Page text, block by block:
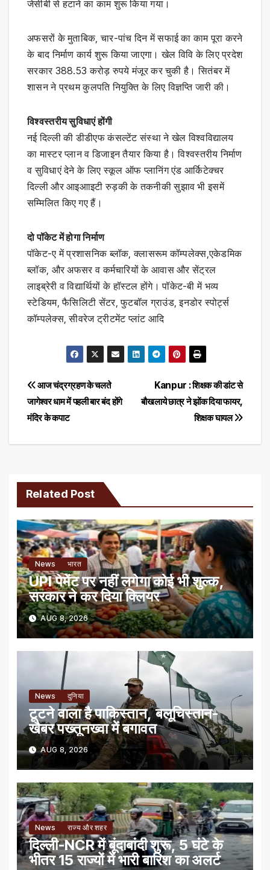
जेसीबी से हटाने का काम शुरू किया गया।
अफसरों के मुताबिक, चार-पांच दिन में सफाई का काम पूरा करने
के बाद निर्माण कार्य शुरू किया जाएगा। खेल विवि के लिए प्रदेश
सरकार 388.53 करोड़ रुपये मंजूर कर चुकी है। सितंबर में
शासन ने प्रथम कुलपति नियुक्ति के लिए विज्ञप्ति जारी की।
विश्वस्तरीय सुविधाएं होंगी
नई दिल्ली की डीडीएफ कंसल्टेंट संस्था ने खेल विश्वविद्यालय
का मास्टर प्लान व डिजाइन तैयार किया है। विश्वस्तरीय निर्माण
व सुविधाएं देने के लिए स्कूल ऑफ प्लानिंग एंड आर्किटेक्चर
दिल्ली और आइआाइटी रुड़की के तकनीकी सुझाव भी इसमें
सम्मिलित किए गए हैं।
दो पॉकेट में होगा निर्माण
पॉकेट-ए में प्रशासनिक ब्लॉक, क्लासरूम कॉम्पलेक्स,एकेडमिक
ब्लॉक, और अफसर व कर्मचारियों के आवास और सेंट्रल
लाइब्रेरी व विद्यार्थियों के हॉस्टल होंगे। पॉकेट-बी में भव्य
स्टेडियम, फैसिलिटी सेंटर, फुटबॉल ग्राउंड, इनडोर स्पोर्ट्स
कॉम्पलेक्स, सीवरेज ट्रीटमेंट प्लांट आदि
Post
navigation
Kanpur : शिक्षक की डांट से
बौखलाये छात्र ने झोंक दिया फायर,
शिक्षक घायल
आज चंद्रग्रहण के चलते
जागेश्वर धाम में पहली बार बंद होंगे
मंदिर के कपाट
Related Post
News भारत
UPI पेमेंट पर नहीं लगेगा कोई भी शुल्क,
सरकार ने कर दिया क्लियर
AUG 8, 2026
News दुनिया
टूटने वाला है पाकिस्तान, बलूचिस्तान-
खैबर पख्तूनख्वा में बगावत
AUG 8, 2026
News राज्य और शहर
दिल्ली-NCR में बूंदाबांदी शुरू, 5 घंटे के
भीतर 15 राज्यों में भारी बारिश का अलर्ट